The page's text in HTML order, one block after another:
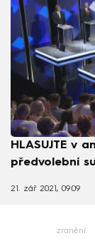
HLASUJTE v
předvolební
21. zář 2021, 09:09
zranění